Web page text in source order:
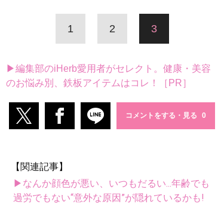
1 2 3
▶編集部のiHerb愛用者がセレクト。健康・美容
のお悩み別、鉄板アイテムはコレ！［PR］
コメントをする・見る
【関連記事】
▶なんか顔色が悪い、いつもだるい...年齢でも
過労でもない“意外な原因”が隠れているかも!